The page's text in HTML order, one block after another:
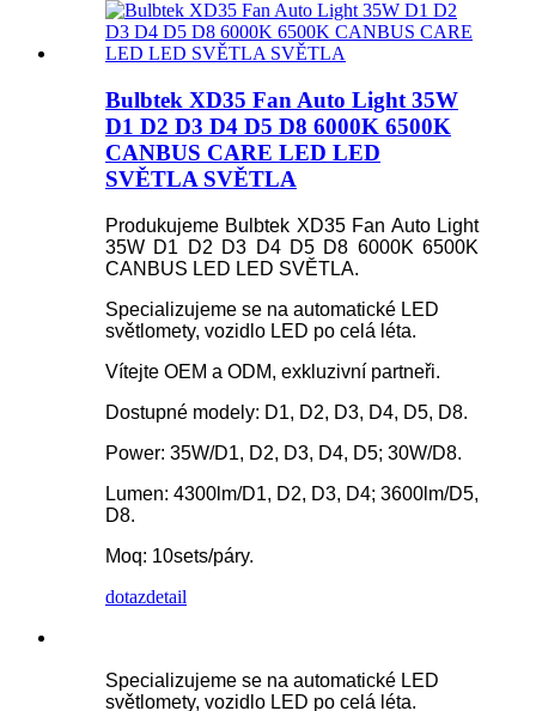
Bulbtek XD35 Fan Auto Light 35W
D1 D2 D3 D4 D5 D8 6000K 6500K
CANBUS CARE LED LED
SVĚTLA SVĚTLA
Produkujeme Bulbtek XD35 Fan Auto Light
35W D1 D2 D3 D4 D5 D8 6000K 6500K
CANBUS LED LED SVĚTLA.
Specializujeme se na automatické LED
světlomety, vozidlo LED po celá léta.
Vítejte OEM a ODM, exkluzivní partneři.
Dostupné modely: D1, D2, D3, D4, D5, D8.
Power: 35W/D1, D2, D3, D4, D5; 30W/D8.
Lumen: 4300lm/D1, D2, D3, D4; 3600lm/D5,
D8.
Moq: 10sets/páry.
dotazdetail
Specializujeme se na automatické LED
světlomety, vozidlo LED po celá léta.